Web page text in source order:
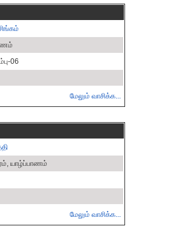
06
மேலும் வாசிக்க...
யாழ்ப்பாணம்
மேலும் வாசிக்க...